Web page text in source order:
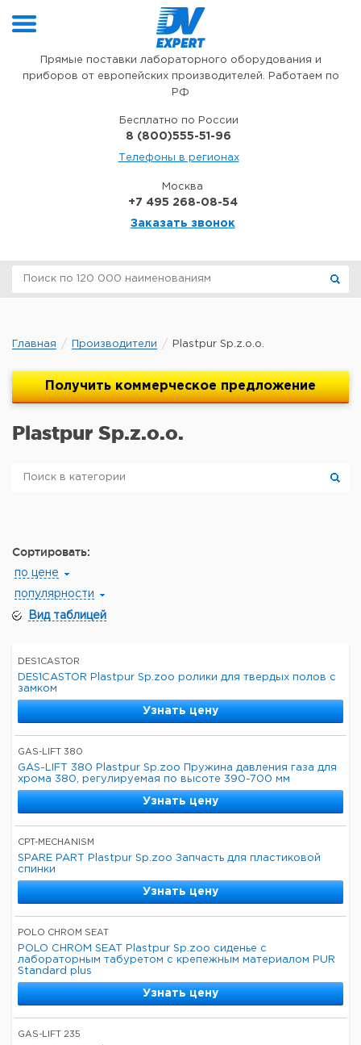
Прямые поставки лабораторного оборудования и
приборов от европейских производителей. Работаем по
РФ
Бесплатно по России
8 (800)555-51-96
Телефоны в регионах
Москва
+7 495 268-08-54
Заказать звонок
Главная Производители Plastpur Sp.z.o.o.
Получить коммерческое предложение
Plastpur Sp.z.o.o.
Сортировать:
по цене
популярности
Вид таблицей
DES1CASTOR
DES1CASTOR Plastpur Sp.zoo ролики для твердых полов с
замком
Узнать цену
GAS-LIFT 380
GAS-LIFT 380 Plastpur Sp.zoo Пружина давления газа для
хрома 380, регулируемая по высоте 390-700 мм
Узнать цену
CPT-MECHANISM
SPARE PART Plastpur Sp.zoo Запчасть для пластиковой
спинки
Узнать цену
POLO CHROM SEAT
POLO CHROM SEAT Plastpur Sp.zoo сиденье с
лабораторным табуретом с крепежным материалом PUR
Standard plus
Узнать цену
GAS-LIFT 235